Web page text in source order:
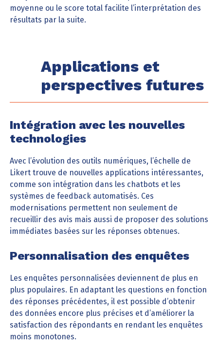
moyenne ou le score total facilite l’interprétation des
résultats par la suite.
Applications et
perspectives futures
Intégration avec les nouvelles
technologies
Avec l’évolution des outils numériques, l’échelle de
Likert trouve de nouvelles applications intéressantes,
comme son intégration dans les chatbots et les
systèmes de feedback automatisés. Ces
modernisations permettent non seulement de
recueillir des avis mais aussi de proposer des solutions
immédiates basées sur les réponses obtenues.
Personnalisation des enquêtes
Les enquêtes personnalisées deviennent de plus en
plus populaires. En adaptant les questions en fonction
des réponses précédentes, il est possible d’obtenir
des données encore plus précises et d’améliorer la
satisfaction des répondants en rendant les enquêtes
moins monotones.